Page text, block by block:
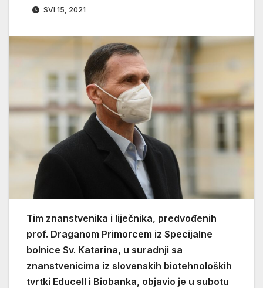
SVI 15, 2021
Tim znanstvenika i liječnika, predvođenih
prof. Draganom Primorcem iz Specijalne
bolnice Sv. Katarina, u suradnji sa
znanstvenicima iz slovenskih biotehnoloških
tvrtki Educell i Biobanka, objavio je u subotu